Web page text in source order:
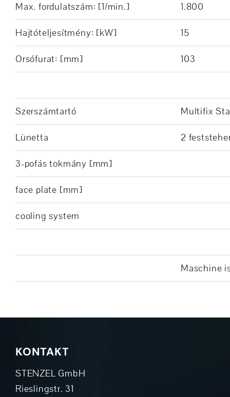
Max. fordulatszám: [1/min.] 1.800
Hajtóteljesítmény: [kW] 15
Orsófurat: [mm] 103
Szerszámtartó Multifix
Lünetta 2
3-pofás tokmány [mm]
face plate [mm]
cooling system
Maschine
KONTAKT
STENZEL GmbH
Rieslingstr. 31